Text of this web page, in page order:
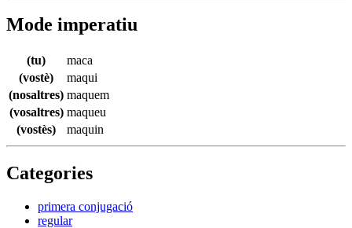
Mode imperatiu
(tu)
maca
(vostè)
maqui
(nosaltres) maquem
(vosaltres) maqueu
(vostès)
maquin
Categories
primera conjugació
regular